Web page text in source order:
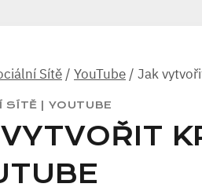
Sítě / YouTube / Jak
SÍTĚ YOUTUBE
VYTVOŘIT